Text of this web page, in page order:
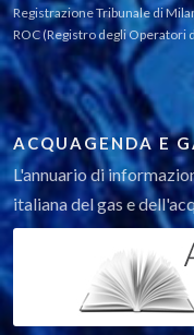
Registrazione Tribunale di
ROC (Registro degli
ACQUAGENDA E
L'annuario di
italiana del gas e